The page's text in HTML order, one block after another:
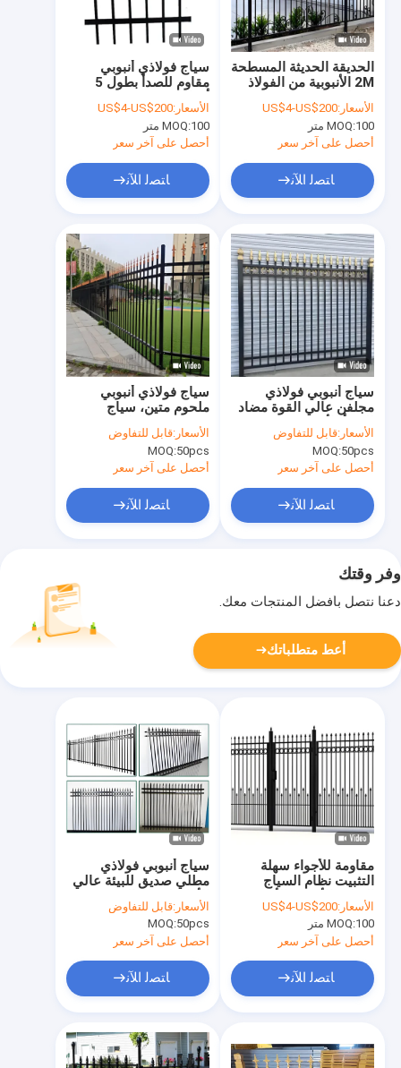
سياج فولاذي أنبوبي
مقاوم للصدأ بطول 5
أقدام تصميم عصري
لتحسين الأمن وطول
العمر
الأسعار:US$4-US$200
MOQ:100 متر
أحصل على آخر سعر
ﺎﺘﺼﻟ ﺍﻶﻧ
الحديقة الحديثة المسطحة
2M الأنبوبية من الفولاذ
سد لوحة مسحوق سد
حمام السباحة
الأسعار:US$4-US$200
MOQ:100 متر
أحصل على آخر سعر
ﺎﺘﺼﻟ ﺍﻶﻧ
سياج فولاذي أنبوبي
ملحوم متين، سياج
محيطي سهل التركيب
الأسعار:قابل للتفاوض
MOQ:50pcs
أحصل على آخر سعر
ﺎﺘﺼﻟ ﺍﻶﻧ
سياج أنبوبي فولاذي
مجلفن عالي القوة مضاد
للصدأ للأمن
الأسعار:قابل للتفاوض
MOQ:50pcs
أحصل على آخر سعر
ﺎﺘﺼﻟ ﺍﻶﻧ
وفر وقتك
دعنا نتصل بأفضل المنتجات معك.
أعط متطلباتك
سياج أنبوبي فولاذي
مطلي صديق للبيئة عالي
الأمان لسياج المجتمع
الأسعار:قابل للتفاوض
MOQ:50pcs
أحصل على آخر سعر
ﺎﺘﺼﻟ ﺍﻶﻧ
مقاومة للأجواء سهلة
التثبيت نظام السياج
الصلب الأنبوبي الأسود
للاستخدام السكني
الأسعار:US$4-US$200
MOQ:100 متر
أحصل على آخر سعر
ﺎﺘﺼﻟ ﺍﻶﻧ